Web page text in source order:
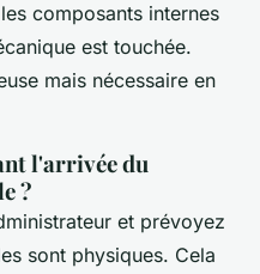
composants internes
est touchée.
mais nécessaire en
l'arrivée du
?
et prévoyez
sont physiques. Cela